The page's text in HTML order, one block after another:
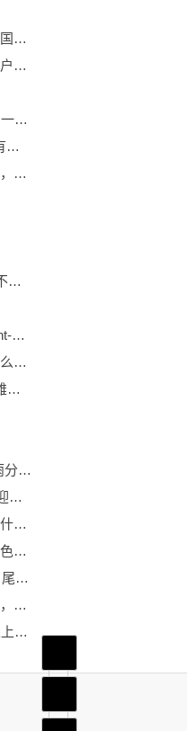
灌篮高手：赤木为何从小就敢扬言要称霸全国？背后原因令人泪目
灌篮高手中樱木花道要坚持带伤上场时，水户洋平的话到底什么意思
灌篮高手谁是武林盟主？10大武力排行榜，一起看华山论剑
《夜翼》电影计划被取消，DC宇宙重启或有新打算
灌篮高手：木暮到底什么水平？一直被低估，综合能力不会输三井
斗破苍穹漫画413回：萧炎感知净莲妖火，不料被魂灭生禁锢，神秘人出手解救
偶像大师闪耀色彩【Xmas Party -Silent night-】场刊 花组部分熟肉
粉迷对漫威最大误解！其实漫威并没有想那么多，无限战争也是巧合
复联4逝去英雄可能被复活，《蜘蛛侠：英雄远征》这细节揭示了！
天气预报:28号新一轮强降雨来袭，大雨暴雨分布下列地区，冷秋吗
新股“暴涨神话”就此终结？以史为鉴行情或迎调整拐点，未来关注兼具行业稀缺性和优质基本面的“小而美”近端次新
中国空间站动态｜工作之余，航天员们在干什么？
韩国电影幽灵演员表（韩国影片幽灵发布角色剧照）
海贼王1091话：确定了，下下周继续休刊，尾田遭粉丝群嘲
王言戏份被周漪帆羽瓜分，已经确定被删除，还有一人也被删了
灌篮高手：5位神奈川三分球高手，湘北2人上榜，三井仅排第3